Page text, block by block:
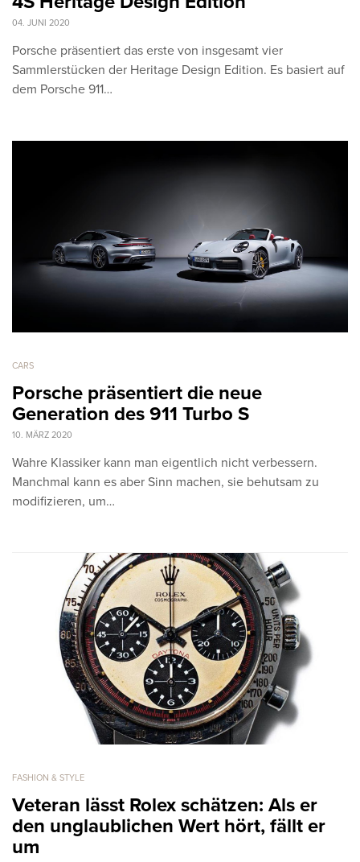
04. JUNI 2020
Porsche präsentiert das erste von insgesamt vier
Sammlerstücken der Heritage Design Edition. Es basiert auf
dem Porsche 911…
CARS
Porsche präsentiert die neue
Generation des 911 Turbo S
10. MÄRZ 2020
Wahre Klassiker kann man eigentlich nicht verbessern.
Manchmal kann es aber Sinn machen, sie behutsam zu
modifizieren, um…
FASHION & STYLE
Veteran lässt Rolex schätzen: Als er
den unglaublichen Wert hört, fällt er
um